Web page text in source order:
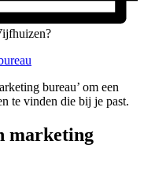
bureau’ om een
te vinden die bij je past.
marketing